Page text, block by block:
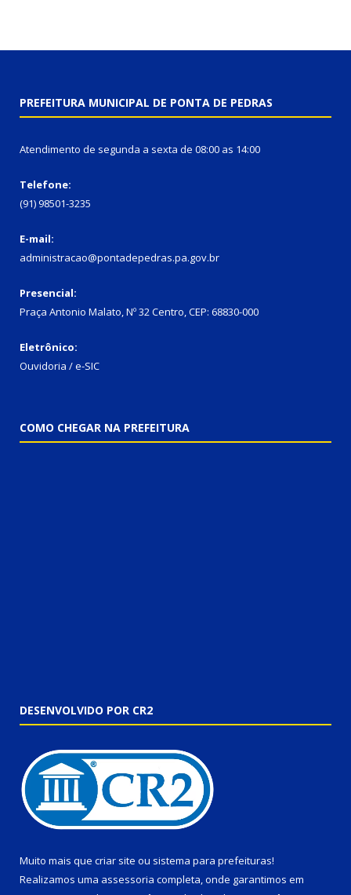
PREFEITURA MUNICIPAL DE PONTA DE PEDRAS
Atendimento de segunda a sexta de 08:00 as 14:00
Telefone:
(91) 98501-3235
E-mail:
administracao@pontadepedras.pa.gov.br
Presencial:
Praça Antonio Malato, Nº 32 Centro, CEP: 68830-000
Eletrônico:
Ouvidoria / e-SIC
COMO CHEGAR NA PREFEITURA
DESENVOLVIDO POR CR2
Muito mais que criar site ou sistema para prefeituras!
Realizamos uma assessoria completa, onde garantimos em